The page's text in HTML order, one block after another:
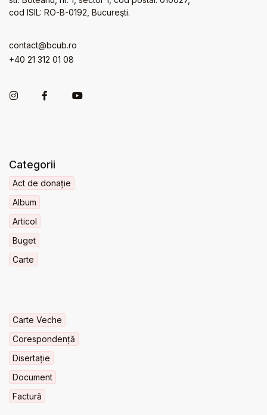
cod ISIL: RO-B-0192, Bucureşti.
contact@bcub.ro
+40 21 312 01 08
Categorii
Act de donație
Album
Articol
Buget
Carte
Carte Veche
Corespondență
Disertație
Document
Factură